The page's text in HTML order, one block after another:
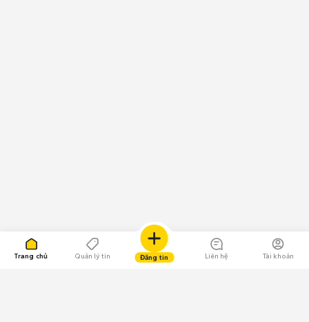
Trang chủ Quản lý tin Đăng tin Liên hệ Tài khoản